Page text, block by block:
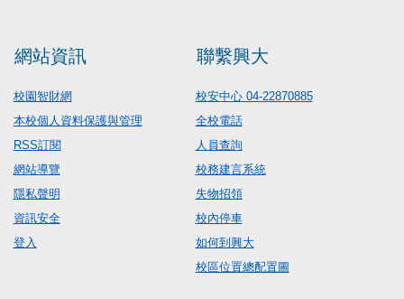
網站資訊
校園智財網
本校個人資料保護與管理
RSS訂閱
網站導覽
隱私聲明
資訊安全
登入
聯繫興大
校安中心 04-22870885
全校電話
人員查詢
校務建言系統
失物招領
校內停車
如何到興大
校區位置總配置圖